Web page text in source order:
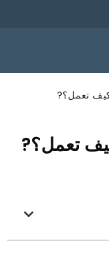
تعمل؟?
تعمل؟?